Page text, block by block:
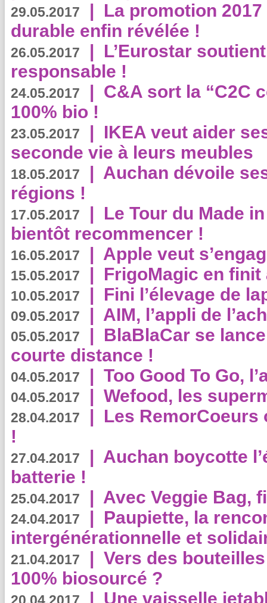
29.05.2017 | La promotion
durable enfin révélée !
26.05.2017 | L’Eurostar
responsable !
24.05.2017 | C&A sort la “C2C
100% bio !
23.05.2017 | IKEA veut aider
seconde vie à leurs meubles
18.05.2017 | Auchan dévoile
régions !
17.05.2017 | Le Tour du Made
bientôt recommencer !
16.05.2017 | Apple veut
15.05.2017 | FrigoMagic en
10.05.2017 | Fini l’élevage de
09.05.2017 | AIM, l’appli de
05.05.2017 | BlaBlaCar se
courte distance !
04.05.2017 | Too Good To Go,
04.05.2017 | Wefood, les
28.04.2017 | Les RemorCoeurs
!
27.04.2017 | Auchan boycotte
batterie !
25.04.2017 | Avec Veggie Bag,
24.04.2017 | Paupiette, la
intergénérationnelle et
21.04.2017 | Vers des
100% biosourcé ?
| Une vaisselle